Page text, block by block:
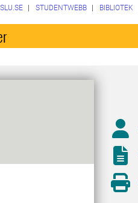
SLU.SE STUDENTWEBB BIBLIOTEK